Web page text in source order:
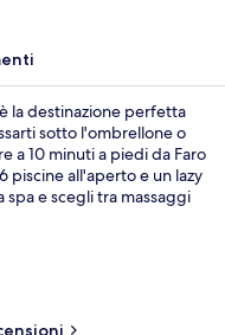
la destinazione perfetta
sotto l'ombrellone o
a 10 minuti a piedi da Faro
piscine all'aperto e un lazy
spa e scegli tra massaggi
punti di forza di questo
casinò e un miniclub per
menzionano la